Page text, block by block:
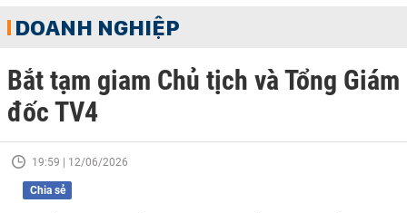
DOANH NGHIỆP
Bắt tạm giam Chủ tịch và Tổng Giám
đốc TV4
19:59 | 12/06/2026
Chia sẻ